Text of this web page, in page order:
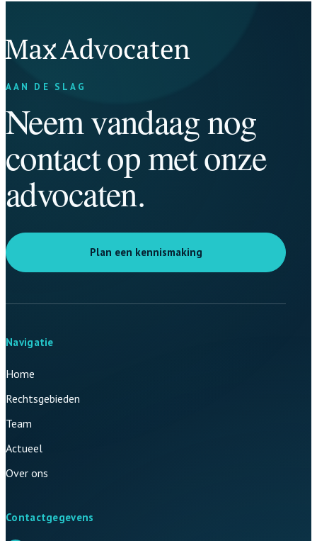
AAN DE SLAG
Neem vandaag nog
contact op met onze
advocaten.
Plan een kennismaking
Navigatie
Home
Rechtsgebieden
Team
Actueel
Over ons
Contactgegevens